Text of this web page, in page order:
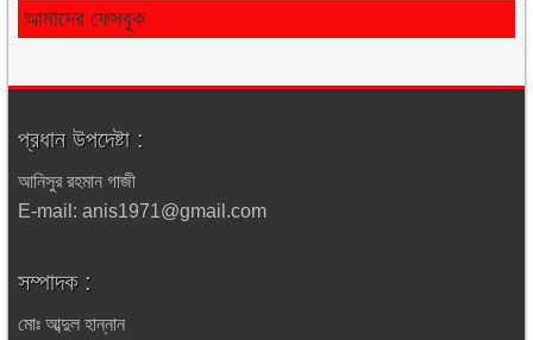
আমাদের ফেসবুক
প্রধান উপদেষ্টা :
আনিসুর রহমান গাজী
E-mail: anis1971@gmail.com
সম্পাদক :
মোঃ আব্দুল হান্নান